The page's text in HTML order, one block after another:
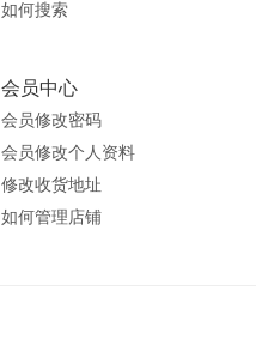
如何搜索
会员中心
会员修改密码
会员修改个人资料
修改收货地址
如何管理店铺